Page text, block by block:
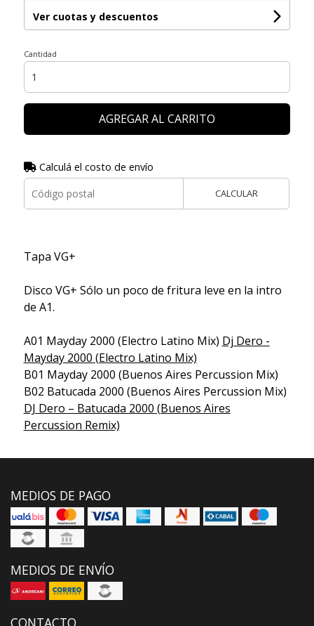
Ver cuotas y descuentos
Cantidad
AGREGAR AL CARRITO
Calculá el costo de envío
CALCULAR
Tapa VG+
Disco VG+ Sólo un poco de fritura leve en la intro
de A1.
A01 Mayday 2000 (Electro Latino Mix) Dj Dero -
Mayday 2000 (Electro Latino Mix)
B01 Mayday 2000 (Buenos Aires Percussion Mix)
B02 Batucada 2000 (Buenos Aires Percussion Mix)
DJ Dero – Batucada 2000 (Buenos Aires
Percussion Remix)
MEDIOS DE PAGO
MEDIOS DE ENVÍO
CONTACTO